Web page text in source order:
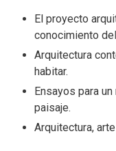
El proyecto
conocimiento
Arquitectura
habitar.
Ensayos para
paisaje.
Arquitectura,